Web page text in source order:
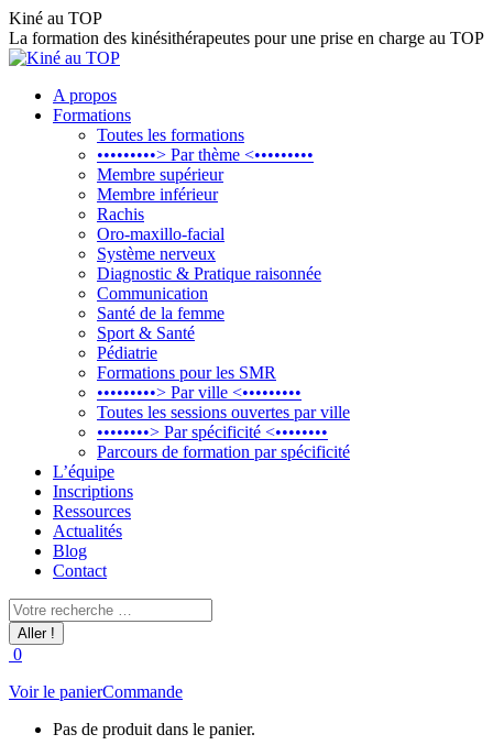
Aller
au
contenu
Kiné au TOP
La formation des kinésithérapeutes pour une prise en charge au TOP
A propos
Formations
Toutes les formations
•••••••••> Par thème <•••••••••
Membre supérieur
Membre inférieur
Rachis
Oro-maxillo-facial
Système nerveux
Diagnostic & Pratique raisonnée
Communication
Santé de la femme
Sport & Santé
Pédiatrie
Formations pour les SMR
•••••••••> Par ville <•••••••••
Toutes les sessions ouvertes par ville
••••••••> Par spécificité <••••••••
Parcours de formation par spécificité
L’équipe
Inscriptions
Ressources
Actualités
Blog
Contact
Recherche
:
0
Voir le panierCommande
Pas de produit dans le panier.